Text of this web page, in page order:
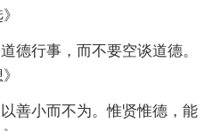
德行事，而不要空谈道德。
善小而不为。惟贤惟德，能